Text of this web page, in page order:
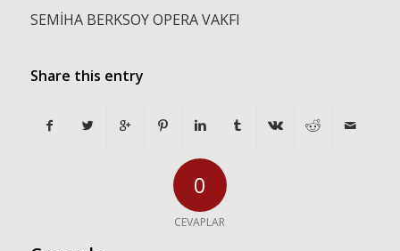
SEMİHA BERKSOY OPERA VAKFI
Share this entry
0
CEVAPLAR